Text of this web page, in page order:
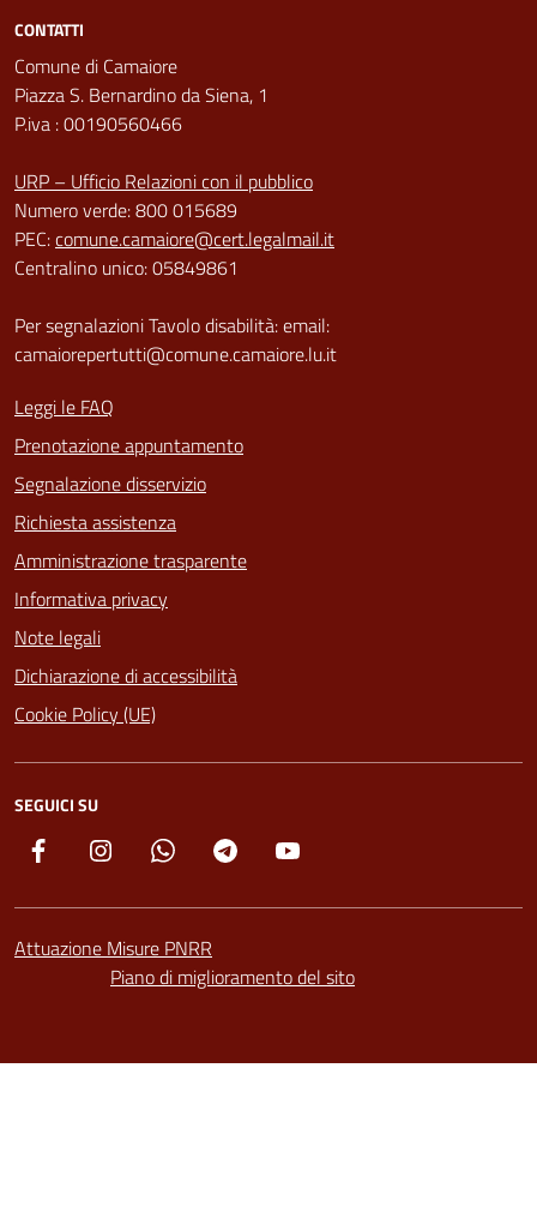
CONTATTI
Comune di Camaiore
Piazza S. Bernardino da Siena, 1
P.iva : 00190560466
URP – Ufficio Relazioni con il pubblico
Numero verde: 800 015689
PEC:comune.camaiore@cert.legalmail.it
Centralino unico: 05849861
Per segnalazioni Tavolo disabilità: email:
camaiorepertutti@comune.camaiore.lu.it
Leggi le FAQ
Prenotazione appuntamento
Segnalazione disservizio
Richiesta assistenza
Amministrazione trasparente
Informativa privacy
Note legali
Dichiarazione di accessibilità
Cookie Policy (UE)
SEGUICI SU
Facebook Instagram Whatsapp Telegram
Attuazione Misure PNRR
Piano di miglioramento del sito